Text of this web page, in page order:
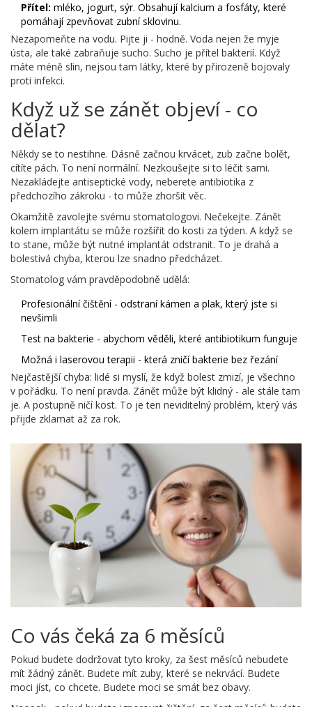
Přítel: mléko, jogurt, sýr. Obsahují kalcium a fosfáty, které
pomáhají zpevňovat zubní sklovinu.
Nezapomeňte na vodu. Pijte ji - hodně. Voda nejen že myje
ústa, ale také zabraňuje sucho. Sucho je přítel bakterií. Když
máte méně slin, nejsou tam látky, které by přirozeně bojovaly
proti infekci.
Když už se zánět objeví - co
dělat?
Někdy se to nestihne. Dásně začnou krvácet, zub začne bolět,
cítíte pách. To není normální. Nezkoušejte si to léčit sami.
Nezakládejte antiseptické vody, neberete antibiotika z
předchozího zákroku - to může zhoršit věc.
Okamžitě zavolejte svému stomatologovi. Nečekejte. Zánět
kolem implantátu se může rozšířit do kosti za týden. A když se
to stane, může být nutné implantát odstranit. To je drahá a
bolestivá chyba, kterou lze snadno předcházet.
Stomatolog vám pravděpodobně udělá:
Profesionální čištění - odstraní kámen a plak, který jste si
nevšimli
Test na bakterie - abychom věděli, které antibiotikum funguje
Možná i laserovou terapii - která zničí bakterie bez řezání
Nejčastější chyba: lidé si myslí, že když bolest zmizí, je všechno
v pořádku. To není pravda. Zánět může být klidný - ale stále tam
je. A postupně ničí kost. To je ten neviditelný problém, který vás
přijde zklamat až za rok.
Co vás čeká za 6 měsíců
Pokud budete dodržovat tyto kroky, za šest měsíců nebudete
mít žádný zánět. Budete mít zuby, které se nekrvácí. Budete
moci jíst, co chcete. Budete moci se smát bez obavy.